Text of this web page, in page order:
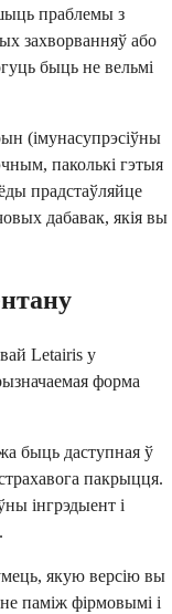
праблемы з
захворванняў або
быць не вельмі
(імунасупрэсіўны
паколькі гэтыя
прадстаўляйце
дабавак, якія вы
Letairis у
форма
быць даступная ў
пакрыцця.
інгрэдыент і
якую версію вы
паміж фірмовымі і